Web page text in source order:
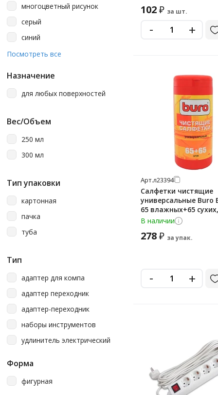
многоцветный рисунок
серый
синий
черный
Посмотреть все
Назначение
для любых поверхностей
Вес/Объем
250 мл
300 мл
Тип упаковки
картонная
пачка
туба
Тип
адаптер для компа
адаптер переходник
адаптер-переходник
наборы инструментов
удлинитель электрический
Форма
фигурная
102₽ за шт.
- +
Арт.л23394
Салфетки чистящие
универсальные Buro
65 влажных+65
В наличии
278₽ за упак.
- +